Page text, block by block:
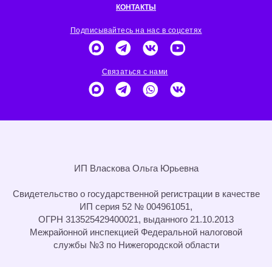
Связаться с нами
Подписывайтесь на нас в соцсетях
КОНТАКТЫ
ИП Власкова Ольга Юрьевна
Cвидетельство о государственной регистрации в качестве
ИП серия 52 № 004961051,
ОГРН 313525429400021, выданного 21.10.2013
Межрайонной инспекцией Федеральной налоговой
службы №3 по Нижегородской области